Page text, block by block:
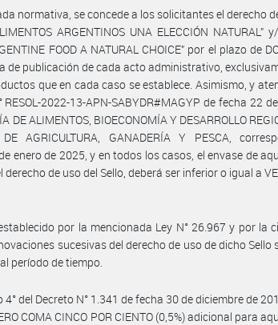
normativa, se concede a los solicitantes el derecho
ARGENTINOS UNA ELECCIÓN NATURAL”
FOOD A NATURAL CHOICE” por el plazo de
de publicación de cada acto administrativo,
que en cada caso se establece. Asimismo, y
2022-13-APN-SABYDR#MAGYP de fecha 22
DE ALIMENTOS, BIOECONOMÍA Y DESARROLLO
AGRICULTURA, GANADERÍA Y PESCA,
enero de 2025, y en todos los casos, el envase de
de uso del Sello, deberá ser inferior o igual a
por la mencionada Ley N° 26.967 y por la
sucesivas del derecho de uso de dicho Sello
período de tiempo.
del Decreto N° 1.341 de fecha 30 de diciembre de
COMA CINCO POR CIENTO (0,5%) adicional para